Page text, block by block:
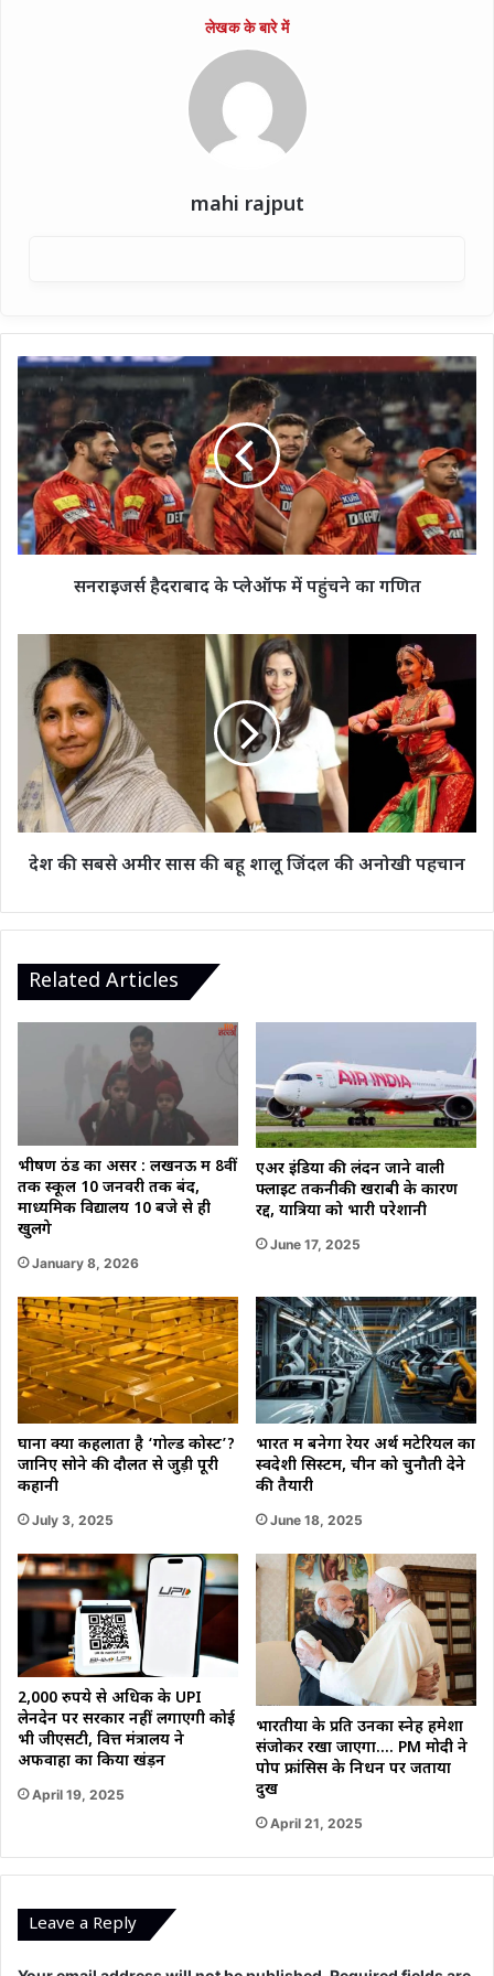
mahi rajput
सनराइजर्स
हैदराबाद
प्लेऑफ
में
पहुंचने
का
गणित
सनराइजर्स हैदराबाद के प्लेऑफ में पहुंचने का गणित
सबसे
अमीर
सास
बहू
शालू
जिंदल
अनोखी
देश की सबसे अमीर सास की बहू शालू जिंदल की अनोखी पहचान
Related Articles
भीषण ठंड का असर : लखनऊ में 8वीं
तक स्कूल 10 जनवरी तक बंद,
माध्यमिक विद्यालय 10 बजे से ही
खुलेंगे
January 8, 2026
एअर इंडिया की लंदन जाने वाली
फ्लाइट तकनीकी खराबी के कारण
रद्द, यात्रियों को भारी परेशानी
June 17, 2025
घाना क्यों कहलाता है ‘गोल्ड कोस्ट’?
जानिए सोने की दौलत से जुड़ी पूरी
कहानी
July 3, 2025
भारत में बनेगा रेयर अर्थ मटेरियल का
स्वदेशी सिस्टम, चीन को चुनौती देने
की तैयारी
June 18, 2025
2,000 रुपये से अधिक के UPI
लेनदेन पर सरकार नहीं लगाएगी कोई
भी जीएसटी, वित्त मंत्रालय ने
अफवाहों का किया खंड़न
April 19, 2025
भारतीयों के प्रति उनका स्नेह हमेशा
संजोकर रखा जाएगा…. PM मोदी ने
पोप फ्रांसिस के निधन पर जताया
दुख
April 21, 2025
Leave a Reply